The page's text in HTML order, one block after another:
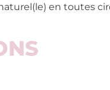
en toutes